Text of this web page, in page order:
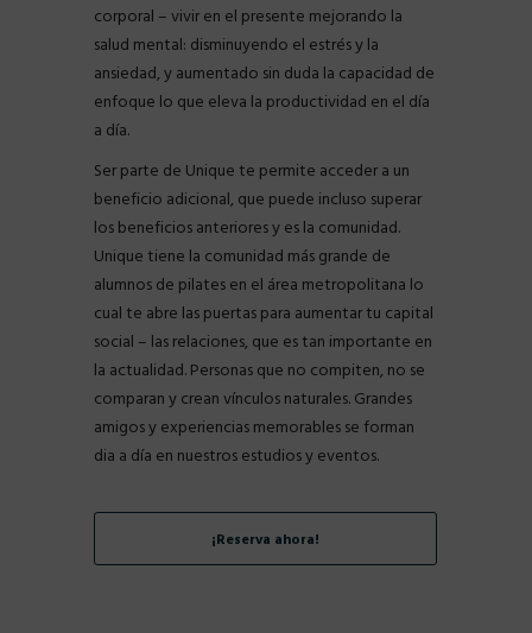
corporal – vivir en el presente mejorando la
salud mental: disminuyendo el estrés y la
ansiedad, y aumentado sin duda la capacidad de
enfoque lo que eleva la productividad en el día
a día.
Ser parte de Unique te permite acceder a un
beneficio adicional, que puede incluso superar
los beneficios anteriores y es la comunidad.
Unique tiene la comunidad más grande de
alumnos de pilates en el área metropolitana lo
cual te abre las puertas para aumentar tu capital
social – las relaciones, que es tan importante en
la actualidad. Personas que no compiten, no se
comparan y crean vínculos naturales. Grandes
amigos y experiencias memorables se forman
dia a día en nuestros estudios y eventos.
¡Reserva ahora!